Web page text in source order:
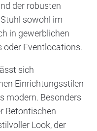
der robusten
sowohl im
in gewerblichen
oder Eventlocations.
sich
Einrichtungsstilen
modern. Besonders
Betontischen
Look, der